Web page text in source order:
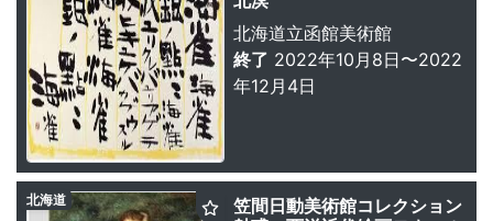
北海道立函館美術館
終了 2022年10月8日〜2022
年12月4日
笠間日動美術館コレクション
北海道